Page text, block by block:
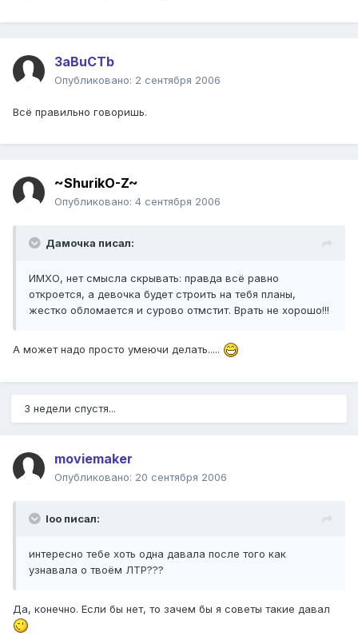
3aBuCTb
Опубликовано: 2 сентября 2006
Всё правильно говоришь.
~ShurikO-Z~
Опубликовано: 4 сентября 2006
Дамочка писал:
ИМХО, нет смысла скрывать: правда всё равно
откроется, а девочка будет строить на тебя планы,
жестко обломается и сурово отмстит. Врать не хорошо!!!
А может надо просто умеючи делать.....
3 недели спустя...
moviemaker
Опубликовано: 20 сентября 2006
loo писал:
интересно тебе хоть одна давала после того как
узнавала о твоём ЛТР???
Да, конечно. Если бы нет, то зачем бы я советы такие давал